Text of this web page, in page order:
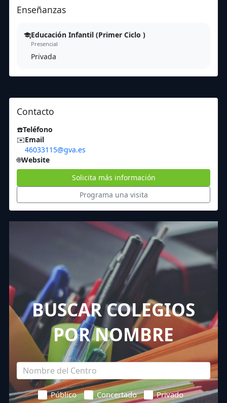
Enseñanzas
Educación Infantil (Primer Ciclo )
Presencial
Privada
Contacto
☎️Teléfono
✉️Email
46033115@gva.es
🌐Website
Solicita más información
Programa una visita
BUSCAR COLEGIOS
POR NOMBRE
Público Concertado
Privado